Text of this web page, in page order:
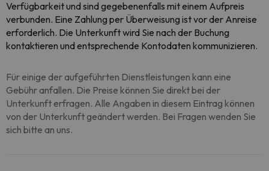
Verfügbarkeit und sind gegebenenfalls mit einem Aufpreis
verbunden. Eine Zahlung per Überweisung ist vor der Anreise
erforderlich. Die Unterkunft wird Sie nach der Buchung
kontaktieren und entsprechende Kontodaten kommunizieren.
Für einige der aufgeführten Dienstleistungen kann eine
Gebühr anfallen. Die Preise können Sie direkt bei der
Unterkunft erfragen. Alle Angaben in diesem Eintrag können
von der Unterkunft geändert werden. Bei Fragen wenden Sie
sich bitte an uns.